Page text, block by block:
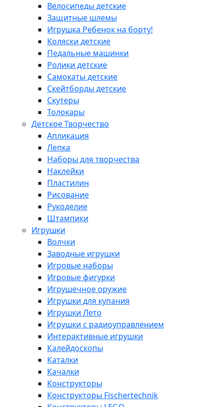
Велосипеды детские
Защитные шлемы
Игрушка Ребенок на борту!
Коляски детские
Педальные машинки
Ролики детские
Самокаты детские
Скейтборды детские
Скутеры
Толокары
Детское Творчество
Апликация
Лепка
Наборы для творчества
Наклейки
Пластилин
Рисование
Рукоделие
Штампики
Игрушки
Волчки
Заводные игрушки
Игровые наборы
Игровые фигурки
Игрушечное оружие
Игрушки для купания
Игрушки Лето
Игрушки с радиоуправлением
Интерактивные игрушки
Калейдоскопы
Каталки
Качалки
Конструкторы
Конструкторы Fisсhertechnik